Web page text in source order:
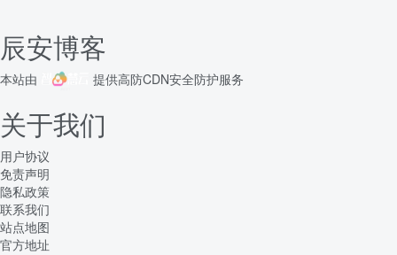
辰安博客
本站由 提供高防CDN安全防护服务
关于我们
用户协议
免责声明
隐私政策
联系我们
站点地图
官方地址